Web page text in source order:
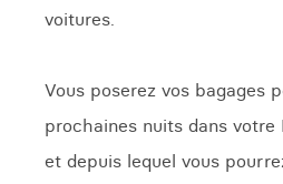
voitures.
Vous poserez vos bagages
prochaines nuits dans
et depuis lequel vous